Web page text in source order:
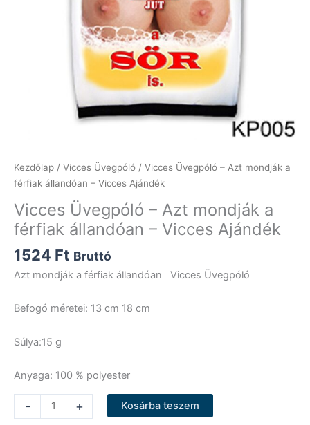
Kezdőlap / Vicces Üvegpóló / Vicces Üvegpóló – Azt mondják a
férfiak állandóan – Vicces Ajándék
Vicces Üvegpóló – Azt mondják a
férfiak állandóan – Vicces Ajándék
1524 Ft Bruttó
Azt mondják a férfiak állandóan Vicces Üvegpóló
Befogó méretei: 13 cm 18 cm
Súlya:15 g
Anyaga: 100 % polyester
-
Üvegpóló
+ Kosárba teszem